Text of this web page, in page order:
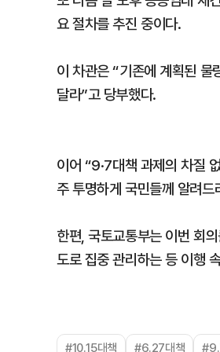
요 절차를 추진 중이다.
이 차관은 “기존에 계획된
달라”고 당부했다.
이어 “9·7대책 과제의 차질
주 투명하게 국민들께 알려
한편, 국토교통부는 이번 회
도로 집중 관리하는 등 이행
#10.15대책 #6.27대책